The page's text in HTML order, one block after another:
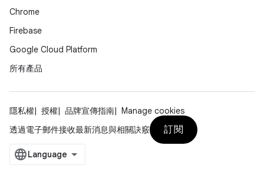
Chrome
Firebase
Google Cloud Platform
所有產品
隱私權 授權 品牌宣傳指南
Manage cookies
透過電子郵件接收最新消息與相關訣竅
訂閱